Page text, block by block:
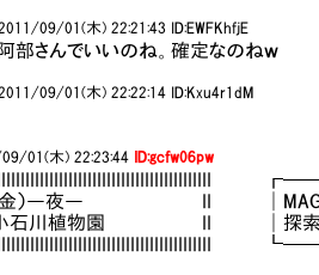
09/01(木) 22:21:43 ID:EWFKhfjE
部さんでいいのね。確定なのねｗ
09/01(木) 22:22:14 ID:Kxu4r1dM
01(木) 22:23:44 ID:gcfw06pw
１９日（金）―夜― II │MAG
植物園 II │探索：7